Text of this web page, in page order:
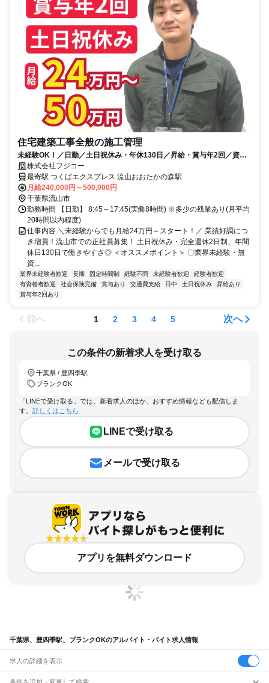
住宅建築工事全般の施工管理
未経験OK！／日勤／土日祝休み・年休130日／昇給・賞与年2回／資格
取得支援あり／中高年の方も活躍中
株式会社フジコー
最寄駅 つくばエクスプレス 流山おおたかの森駅
月給240,000円～500,000円
千葉県流山市
勤務時間 【日勤】 8:45～17:45(実働8時間) ※多少の残業あり(月平均
20時間以内程度)
仕事内容 ＼未経験からでも月給24万円～スタート！／ 業績好調につ
き増員！流山市での正社員募集！ 土日祝休み・完全週休2日制、年間
休日130日で働きやすさ◎ ＜オススメポイント＞ 〇業界未経験・無
資...
業界未経験者歓迎 長期 固定時間制 経験不問 未経験者歓迎
経験者歓迎
有資格者歓迎
社会保険完備 賞与あり 交通費支給 日中 土日祝休み
昇給あり
賞与年2回あり
前へ 1 2 3 4 5 次へ
この条件の新着求人を受け取る
千葉県 / 豊四季駅
ブランクOK
「LINEで受け取る」では、新着求人のほか、おすすめ情報なども配信しま
す。 詳しくはこちら
LINEで受け取る
メールで受け取る
アプリを無料ダウンロード
千葉県、豊四季駅、ブランクOKのアルバイト・バイト求人情報
求人の詳細を表示